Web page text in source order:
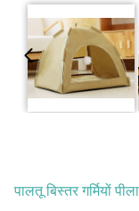
पालतू बिस्तर गर्मियों